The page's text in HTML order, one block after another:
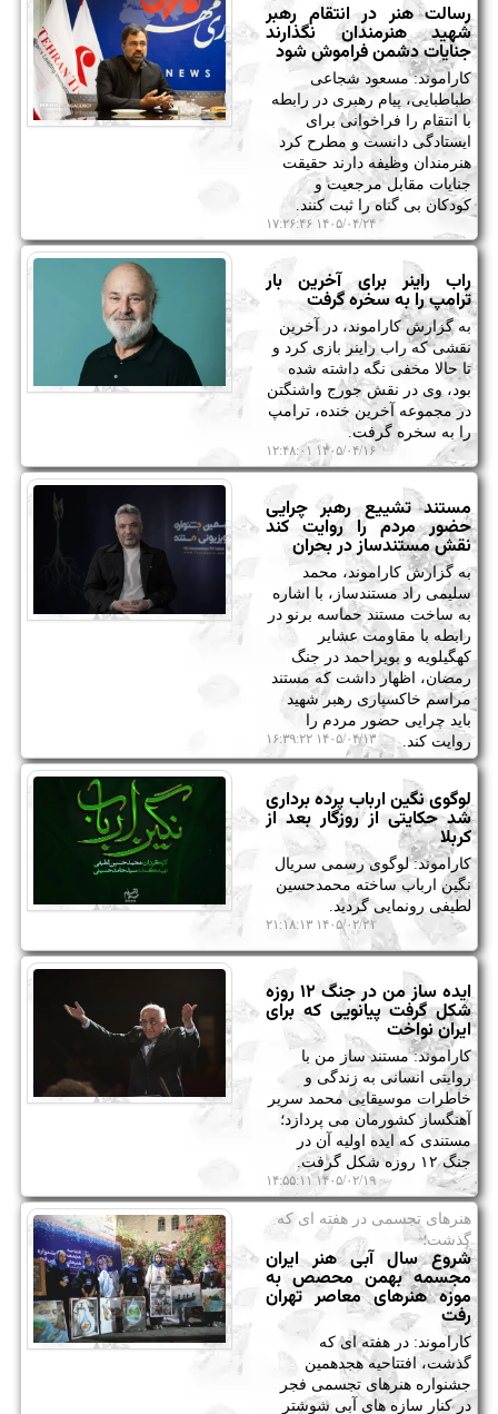
رسالت هنر در انتقام رهبر
شهید هنرمندان نگذارند
جنایات دشمن فراموش شود
کاراموند: مسعود شجاعی
طباطبایی، پیام رهبری در رابطه
با انتقام را فراخوانی برای
ایستادگی دانست و مطرح کرد
هنرمندان وظیفه دارند حقیقت
جنایات مقابل مرجعیت و
کودکان بی گناه را ثبت کنند.
۱۴۰۵/۰۴/۲۴ ۱۷:۲۶:۴۶
راب راینر برای آخرین بار
ترامپ را به سخره گرفت
به گزارش کاراموند، در آخرین
نقشی که راب راینر بازی کرد و
تا حالا مخفی نگه داشته شده
بود، وی در نقش جورج واشنگتن
در مجموعه آخرین خنده، ترامپ
را به سخره گرفت.
۱۴۰۵/۰۴/۱۶ ۱۲:۴۸:۰۱
مستند تشییع رهبر چرایی
حضور مردم را روایت کند
نقش مستندساز در بحران
به گزارش کاراموند، محمد
سلیمی راد مستندساز، با اشاره
به ساخت مستند حماسه برنو در
رابطه با مقاومت عشایر
کهگیلویه و بویراحمد در جنگ
رمضان، اظهار داشت که مستند
مراسم خاکسپاری رهبر شهید
باید چرایی حضور مردم را
روایت کند.
۱۴۰۵/۰۴/۱۳ ۱۶:۳۹:۲۲
لوگوی نگین ارباب پرده برداری
شد حکایتی از روزگار بعد از
کربلا
کاراموند: لوگوی رسمی سریال
نگین ارباب ساخته محمدحسین
لطیفی رونمایی گردید.
۱۴۰۵/۰۲/۲۱ ۲۱:۱۸:۱۳
ایده ساز من در جنگ ۱۲ روزه
شکل گرفت پیانویی که برای
ایران نواخت
کاراموند: مستند ساز من با
روایتی انسانی به زندگی و
خاطرات موسیقایی محمد سریر
آهنگساز کشورمان می پردازد؛
مستندی که ایده اولیه آن در
جنگ ۱۲ روزه شکل گرفت.
۱۴۰۵/۰۲/۱۹ ۱۴:۵۵:۱۱
هنرهای تجسمی در هفته ای كه
گذشت؛
شروع سال آبی هنر ایران
مجسمه بهمن محصص به
موزه هنرهای معاصر تهران
رفت
کاراموند: در هفته ای که
گذشت، افتتاحیه هجدهمین
جشنواره هنرهای تجسمی فجر
در کنار سازه های آبی شوشتر